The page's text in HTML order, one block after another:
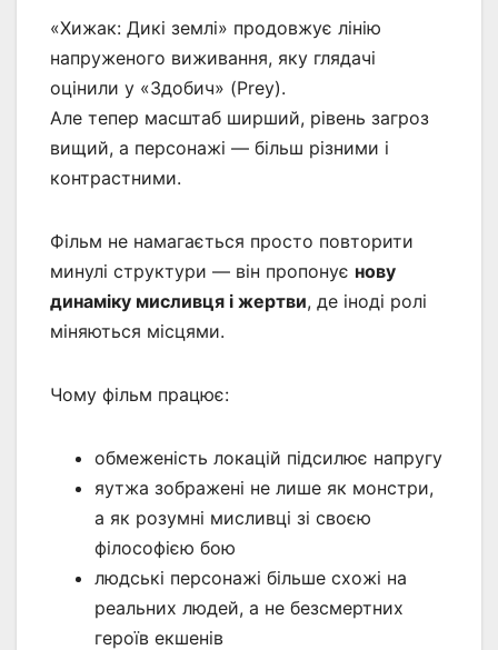
«Хижак: Дикі землі» продовжує лінію
напруженого виживання, яку глядачі
оцінили у «Здобич» (Prey).
Але тепер масштаб ширший, рівень загроз
вищий, а персонажі — більш різними і
контрастними.
Фільм не намагається просто повторити
минулі структури — він пропонує нову
динаміку мисливця і жертви, де іноді ролі
міняються місцями.
Чому фільм працює:
обмеженість локацій підсилює напругу
яутжа зображені не лише як монстри,
а як розумні мисливці зі своєю
філософією бою
людські персонажі більше схожі на
реальних людей, а не безсмертних
героїв екшенів